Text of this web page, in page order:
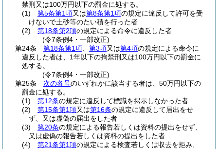
禁刑又は100万円以下の罰金に処する。
(1)
第5条第1項又は第8条第1項の規定に違反して許可を受
けないで土砂等のたい積を行った者
(2)
第18条第2項の規定による命令に違反した者
(令7条例4・一部改正)
第24条
第18条第1項 第3項又は第4項の規定による命令に
違反した者は、1年以下の拘禁刑又は100万円以下の罰金に
処する。
(令7条例4・一部改正)
第25条
次の各号のいずれかに該当する者は、50万円以下の
罰金に処する。
(1)
第12条の規定に違反して標識を掲示しなかった者
(2)
第15条第1項又は第16条の規定に違反して届出をせ
ず、又は虚偽の届出をした者
(3)
第20条の規定による報告若しくは資料の提出をせず、
又は虚偽の報告若しくは資料の提出をした者
(4)
第21条第1項の規定による検査若しくは収去を拒み、